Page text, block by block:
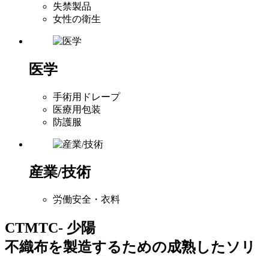
失禁製品
女性の衛生
医学
手術用ドレープ
医療用包装
防護服
産業/技術
労働安全・衣料
CTMTC- 少陽
不織布を製造するための成熟したソリ